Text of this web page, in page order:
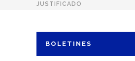
JUSTIFICADO
BOLETINES